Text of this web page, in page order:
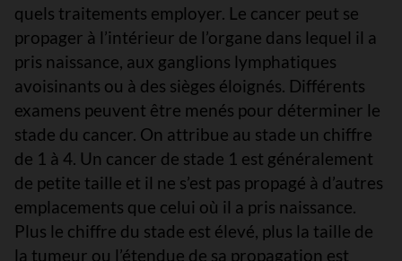
quels traitements employer. Le cancer peut se
propager à l’intérieur de l’organe dans lequel il a
pris naissance, aux ganglions lymphatiques
avoisinants ou à des sièges éloignés. Différents
examens peuvent être menés pour déterminer le
stade du cancer. On attribue au stade un chiffre
de 1 à 4. Un cancer de stade 1 est généralement
de petite taille et il ne s’est pas propagé à d’autres
emplacements que celui où il a pris naissance.
Plus le chiffre du stade est élevé, plus la taille de
la tumeur ou l’étendue de sa propagation est